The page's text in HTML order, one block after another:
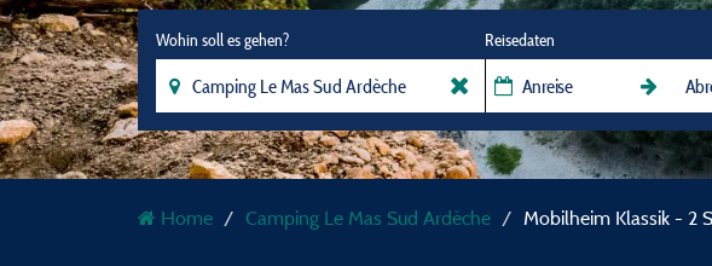
Wohin soll es gehen? Reisedaten
Home Camping Le Mas Sud Ardèche Mobilheim Klassik - 2